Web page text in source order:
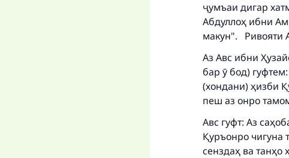
ҷумъаи дигар
Абдуллоҳ ибни
макун". Ривояти
Аз Авс ибни
бар ӯ бод)
(хондани) ҳизби
пеш аз онро
Авс гуфт: Аз
Қуръонро чигуна
сенздаҳ ва